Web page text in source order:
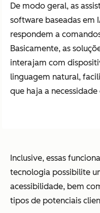
De modo geral, as
software baseadas em
respondem a
Basicamente, as
interajam com
linguagem natural,
que haja a
Inclusive, essas
tecnologia possibilite
acessibilidade, bem
tipos de potenciais